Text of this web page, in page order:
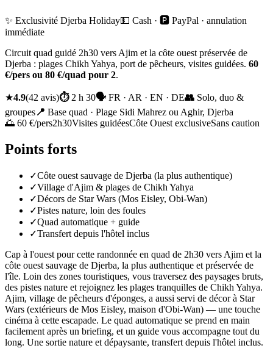
✨ Exclusivité Djerba Holiday💵 Cash · 🅿️ PayPal · annulation
immédiate
Circuit quad guidé 2h30 vers Ajim et la côte ouest préservée de
Djerba : plages Chikh Yahya, port de pêcheurs, visites guidées. 60
€/pers ou 80 €/quad pour 2.
★4.9(42 avis)⏱ 2 h 30🗣 FR · AR · EN · DE👥 Solo, duo &
groupes📍 Base quad · Plage Sidi Mahrez ou Aghir, Djerba
🌅 60 €/pers2h30Visites guidéesCôte Ouest exclusiveSans caution
Points forts
✓Côte ouest sauvage de Djerba (la plus authentique)
✓Village d'Ajim & plages de Chikh Yahya
✓Décors de Star Wars (Mos Eisley, Obi-Wan)
✓Pistes nature, loin des foules
✓Quad automatique + guide
✓Transfert depuis l'hôtel inclus
Cap à l'ouest pour cette randonnée en quad de 2h30 vers Ajim et la
côte ouest sauvage de Djerba, la plus authentique et préservée de
l'île. Loin des zones touristiques, vous traversez des paysages bruts,
des pistes nature et rejoignez les plages tranquilles de Chikh Yahya.
Ajim, village de pêcheurs d'éponges, a aussi servi de décor à Star
Wars (extérieurs de Mos Eisley, maison d'Obi-Wan) — une touche
cinéma à cette escapade. Le quad automatique se prend en main
facilement après un briefing, et un guide vous accompagne tout du
long. Une sortie nature et dépaysante, transfert depuis l'hôtel inclus.